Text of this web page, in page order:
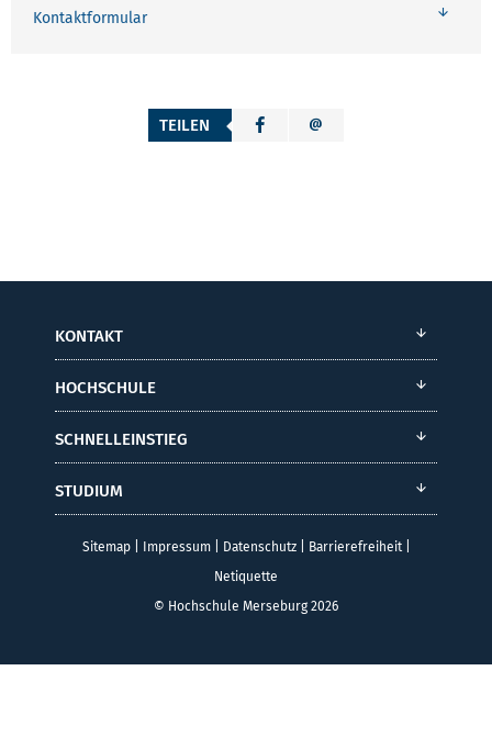
Kontaktformular
TEILEN
KONTAKT
HOCHSCHULE
SCHNELLEINSTIEG
STUDIUM
Sitemap| Impressum| Datenschutz| Barrierefreiheit|
Netiquette
© Hochschule Merseburg 2026